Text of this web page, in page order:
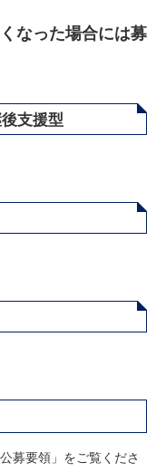
なった場合には募
支援型
募要領」をご覧くださ